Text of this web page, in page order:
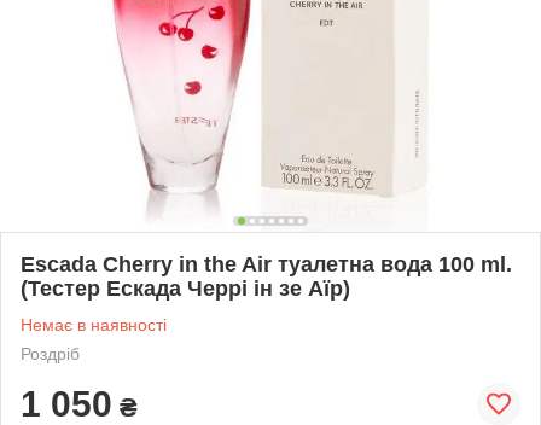
Escada Cherry in the Air туалетна вода 100 ml.
(Тестер Ескада Черрі ін зе Аїр)
Немає в наявності
Роздріб
1 050 ₴